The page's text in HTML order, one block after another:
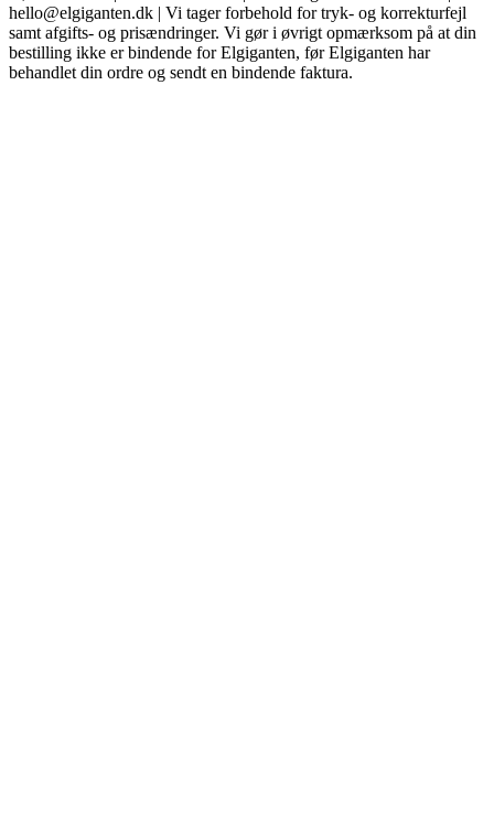
hello@elgiganten.dk | Vi tager forbehold for tryk- og korrekturfejl
samt afgifts- og prisændringer. Vi gør i øvrigt opmærksom på at din
bestilling ikke er bindende for Elgiganten, før Elgiganten har
behandlet din ordre og sendt en bindende faktura.